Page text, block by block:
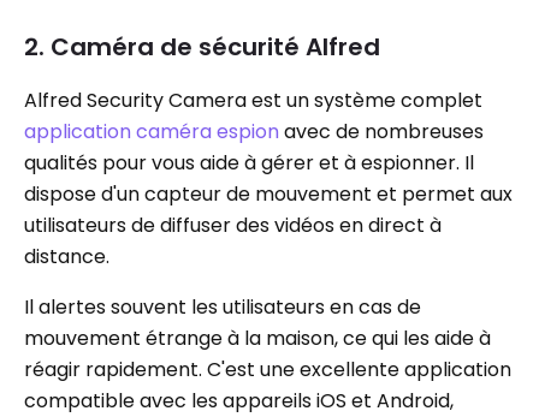
2. Caméra de sécurité Alfred
Alfred Security Camera est un système complet
application caméra espion avec de nombreuses
qualités pour vous aide à gérer et à espionner. Il
dispose d'un capteur de mouvement et permet aux
utilisateurs de diffuser des vidéos en direct à
distance.
Il alertes souvent les utilisateurs en cas de
mouvement étrange à la maison, ce qui les aide à
réagir rapidement. C'est une excellente application
compatible avec les appareils iOS et Android,